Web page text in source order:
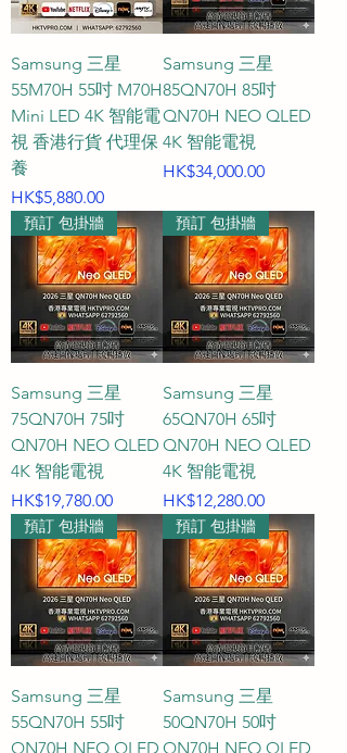
Samsung 三星
55M70H 55吋 M70H
Mini LED 4K 智能電
視 香港行貨 代理保
養
價格
HK$5,880.00
Samsung 三星
85QN70H 85吋
QN70H NEO QLED
4K 智能電視
價格
HK$34,000.00
預訂 包掛牆
Samsung 三星
75QN70H 75吋
QN70H NEO QLED
4K 智能電視
價格
HK$19,780.00
預訂 包掛牆
Samsung 三星
65QN70H 65吋
QN70H NEO QLED
4K 智能電視
價格
HK$12,280.00
預訂 包掛牆
Samsung 三星
55QN70H 55吋
QN70H NEO QLED
預訂 包掛牆
Samsung 三星
50QN70H 50吋
QN70H NEO QLED